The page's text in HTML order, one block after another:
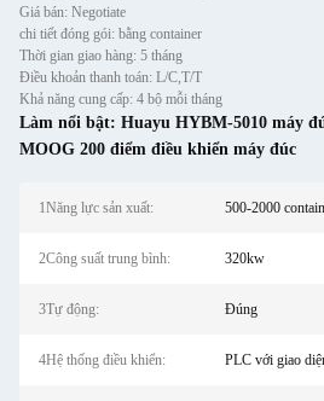
Giá bán: Negotiate
chi tiết đóng gói: bằng container
Thời gian giao hàng: 5 tháng
Điều khoản thanh toán: L/C,T/T
Khả năng cung cấp: 4 bộ mỗi tháng
Làm nổi bật: Huayu HYBM-5010 máy
MOOG 200 điểm điều khiển máy đúc
1Năng lực sản xuất: 500-2000
2Công suất trung bình: 320kw
3Tự động: Đúng
4Hệ thống điều khiển: PLC với giao